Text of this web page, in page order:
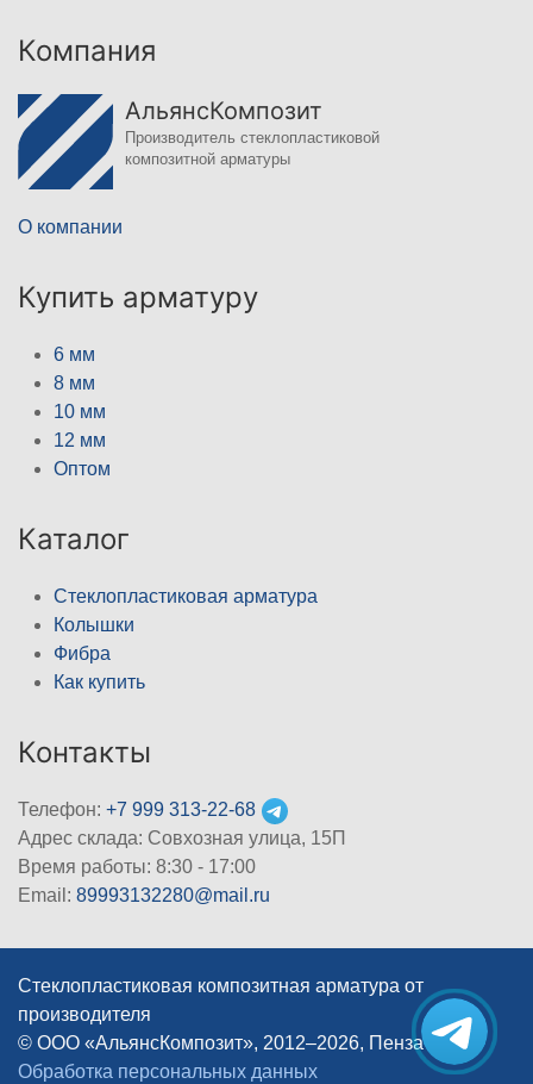
Компания
АльянсКомпозит
Производитель стеклопластиковой
композитной арматуры
О компании
Купить арматуру
6 мм
8 мм
10 мм
12 мм
Оптом
Каталог
Стеклопластиковая арматура
Колышки
Фибра
Как купить
Контакты
Телефон: +7 999 313-22-68
Адрес склада: Совхозная улица, 15П
Время работы: 8:30 - 17:00
Email: 89993132280@mail.ru
Стеклопластиковая композитная арматура от
производителя
© ООО «АльянсКомпозит», 2012–2026, Пенза
Обработка персональных данных